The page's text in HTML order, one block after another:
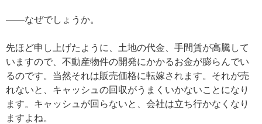
——なぜでしょうか。
先ほど申し上げたように、土地の代金、手間賃が高騰して
いますので、不動産物件の開発にかかるお金が膨らんでい
るのです。当然それは販売価格に転嫁されます。それが売
れないと、キャッシュの回収がうまくいかないことになり
ます。キャッシュが回らないと、会社は立ち行かなくなり
ますよね。